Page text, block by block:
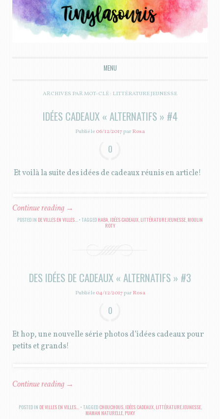
Tiny la souris
MENU
ALLER AU CONTENU PRINCIPAL
ARCHIVES PAR MOT-CLÉ : LITTÉRATURE JEUNESSE
IDÉES CADEAUX « ALTERNATIFS » #4
Publié le06/12/2017parRosa
0
Et voilà la suite des idées de cadeaux réunis en article!
Continue reading →
POSTED IN DE VILLES EN VILLES... TAGGED HABA, IDÉES CADEAUX, LITTÉRATURE JEUNESSE, MOULIN
ROTY
DES IDÉES DE CADEAUX « ALTERNATIFS » #3
Publié le04/12/2017parRosa
0
Et hop, une nouvelle série photos d’idées cadeaux pour
petits et grands!
Continue reading →
POSTED IN DE VILLES EN VILLES... TAGGED CHOUCHOUS, IDÉES CADEAUX, LITTÉRATURE JEUNESSE,
MAMAN NATURELLE, PUKY